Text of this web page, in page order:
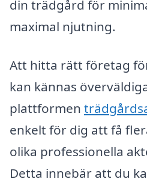
din trädgård för
maximal njutning.
Att hitta rätt företag
kan kännas
plattformen
enkelt för dig att få
olika professionella
Detta innebär att du